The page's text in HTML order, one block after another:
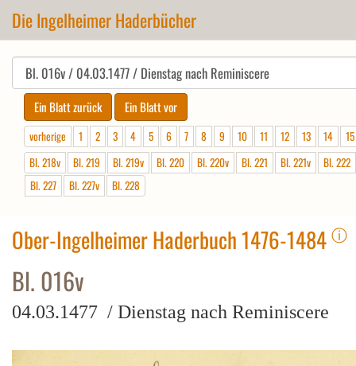
Die Ingelheimer Haderbücher
vorherige 1 2 3 4 5 6 7 8 9 10 11 12 13 14
15
Bl. 218v
Bl. 219 Bl. 219v Bl. 220 Bl. 220v Bl. 221 Bl. 221v
Bl. 222
Bl. 227
Bl. 227v Bl. 228
Ober-Ingelheimer Haderbuch 1476-1484 ⓘ
Bl. 016v
04.03.1477 / Dienstag nach Reminiscere